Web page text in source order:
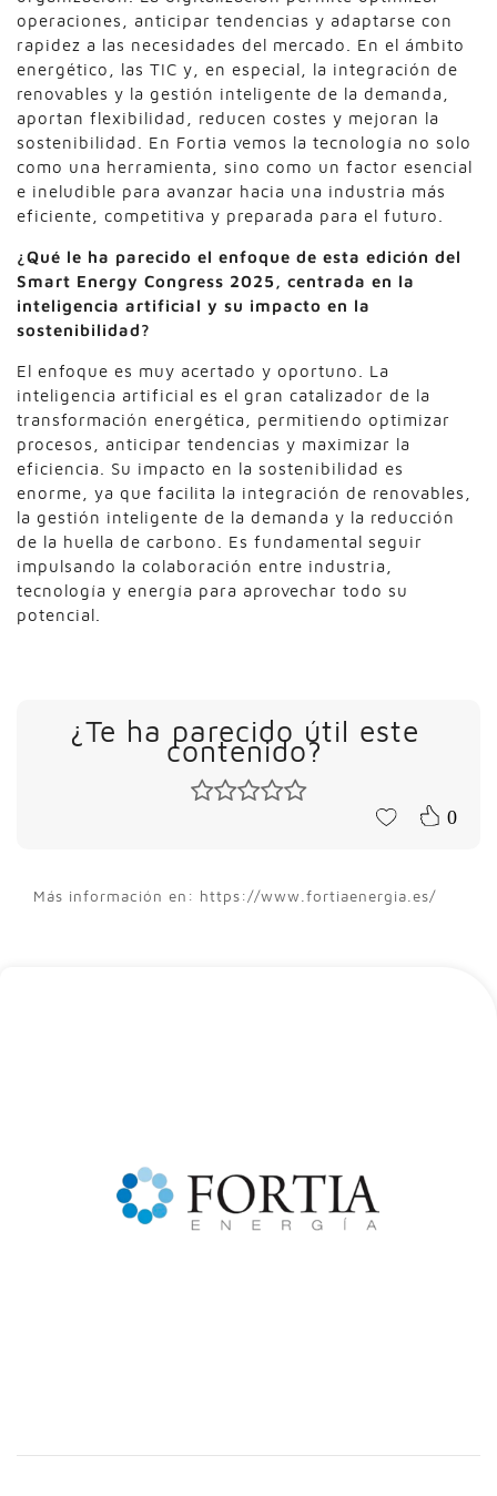
operaciones, anticipar tendencias y adaptarse con
rapidez a las necesidades del mercado. En el ámbito
energético, las TIC y, en especial, la integración de
renovables y la gestión inteligente de la demanda,
aportan flexibilidad, reducen costes y mejoran la
sostenibilidad. En Fortia vemos la tecnología no solo
como una herramienta, sino como un factor esencial
e ineludible para avanzar hacia una industria más
eficiente, competitiva y preparada para el futuro.
¿Qué le ha parecido el enfoque de esta edición del
Smart Energy Congress 2025, centrada en la
inteligencia artificial y su impacto en la
sostenibilidad?
El enfoque es muy acertado y oportuno. La
inteligencia artificial es el gran catalizador de la
transformación energética, permitiendo optimizar
procesos, anticipar tendencias y maximizar la
eficiencia. Su impacto en la sostenibilidad es
enorme, ya que facilita la integración de renovables,
la gestión inteligente de la demanda y la reducción
de la huella de carbono. Es fundamental seguir
impulsando la colaboración entre industria,
tecnología y energía para aprovechar todo su
potencial.
¿Te ha parecido útil este
contenido?
0
Más información en: https://www.fortiaenergia.es/